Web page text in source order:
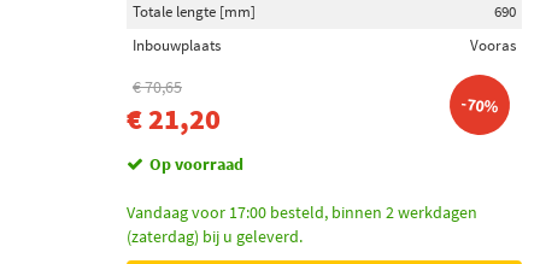
Totale lengte [mm]
690
Inbouwplaats
Vooras
€ 70,65
€ 21,20 -70%
Op voorraad
Vandaag voor 17:00 besteld, binnen 2 werkdagen
(zaterdag) bij u geleverd.